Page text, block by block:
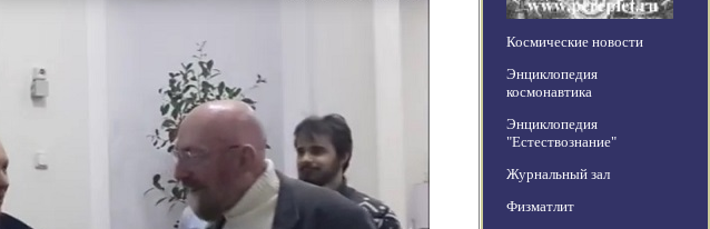
Космические новости
Энциклопедия
космонавтика
Энциклопедия
"Естествознание"
Журнальный зал
Физматлит